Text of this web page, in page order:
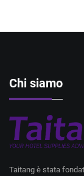
Chi siamo
Taitang è stata